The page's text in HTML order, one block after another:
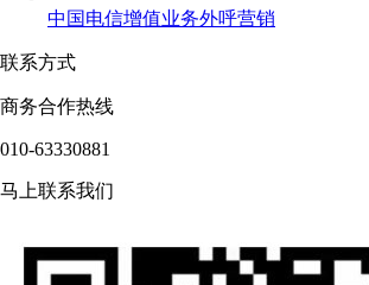
中国电信增值业务外呼营销
联系方式
商务合作热线
010-63330881
马上联系我们